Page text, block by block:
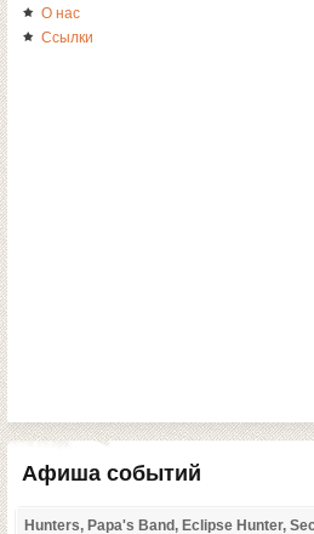
О нас
Ссылки
Афиша событий
Hunters, Papa's Band, Eclipse Hunter,